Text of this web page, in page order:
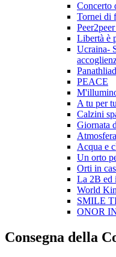
Concerto
Tornei di
Libertà è
Ucraina-
PEACE
A tu per
Calzini
Giornata
Acqua e
Un orto
Orti in
La 2B ed
World
SMILE
ONOR
Consegna della